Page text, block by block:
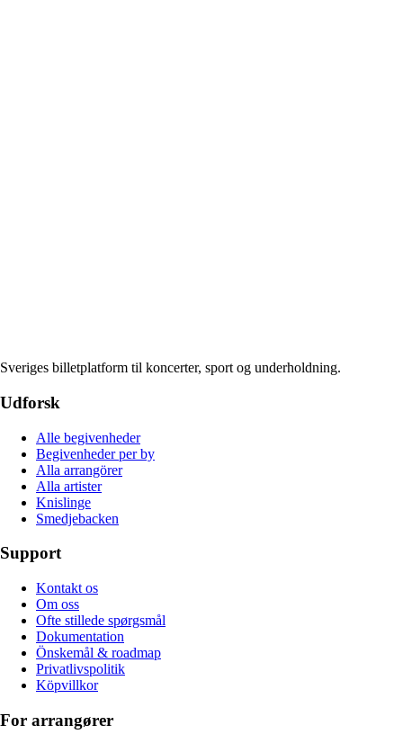
Sveriges billetplatform til koncerter, sport og underholdning.
Udforsk
Alle begivenheder
Begivenheder per by
Alla arrangörer
Alla artister
Knislinge
Smedjebacken
Support
Kontakt os
Om oss
Ofte stillede spørgsmål
Dokumentation
Önskemål & roadmap
Privatlivspolitik
Köpvillkor
For arrangører